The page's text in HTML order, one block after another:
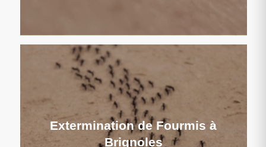
Extermination de Fourmis à
Brignoles